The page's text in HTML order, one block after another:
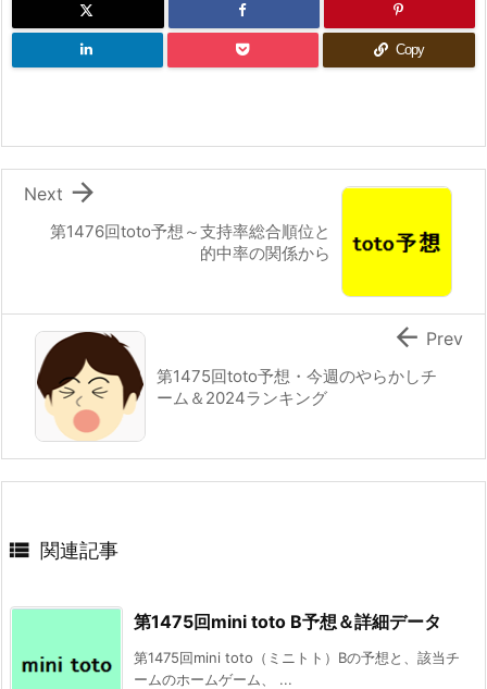
Copy
第1476回toto予想～支持率総合順位と
的中率の関係から

Next
第1475回toto予想・今週のやらかしチ
ーム＆2024ランキング
 Prev
 関連記事
第1475回mini toto B予想＆詳細データ
第1475回mini toto（ミニトト）Bの予想と、該当チ
ームのホームゲーム、 ...